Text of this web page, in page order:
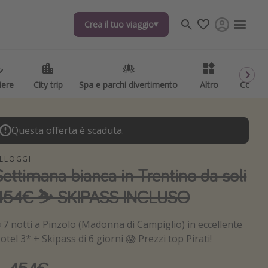
Crea il tuo viaggio
City trip Spa e parchi divertimento Altro Codici
Crea il tuo viaggio
City trip Spa e parchi divertimento Altro Codici
Questa offerta è scaduta.
bianca in Trentino da soli
⛷ SKIPASS INCLUSO
7 notti a Pinzolo (Madonna di Campiglio) in eccellente
3* + Skipass di 6 giorni 😱 Prezzi top Pirati!